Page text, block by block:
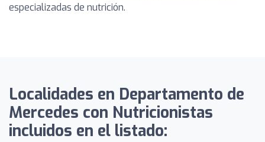
especializadas de nutrición.
Localidades en Departamento de
Mercedes con Nutricionistas
incluidos en el listado: